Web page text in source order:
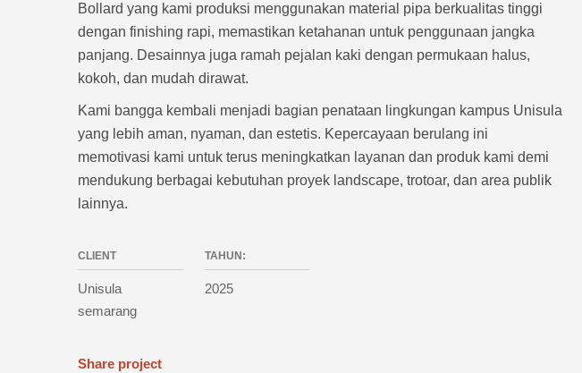
Bollard yang kami produksi menggunakan material pipa berkualitas tinggi
dengan finishing rapi, memastikan ketahanan untuk penggunaan jangka
panjang. Desainnya juga ramah pejalan kaki dengan permukaan halus,
kokoh, dan mudah dirawat.
Kami bangga kembali menjadi bagian penataan lingkungan kampus Unisula
yang lebih aman, nyaman, dan estetis. Kepercayaan berulang ini
memotivasi kami untuk terus meningkatkan layanan dan produk kami demi
mendukung berbagai kebutuhan proyek landscape, trotoar, dan area publik
lainnya.
CLIENT
Unisula
semarang
TAHUN:
2025
Share project